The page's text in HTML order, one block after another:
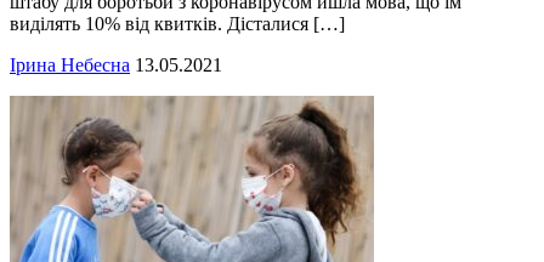
виділять 10% від квитків. Дісталися […]
Ірина Небесна 13.05.2021